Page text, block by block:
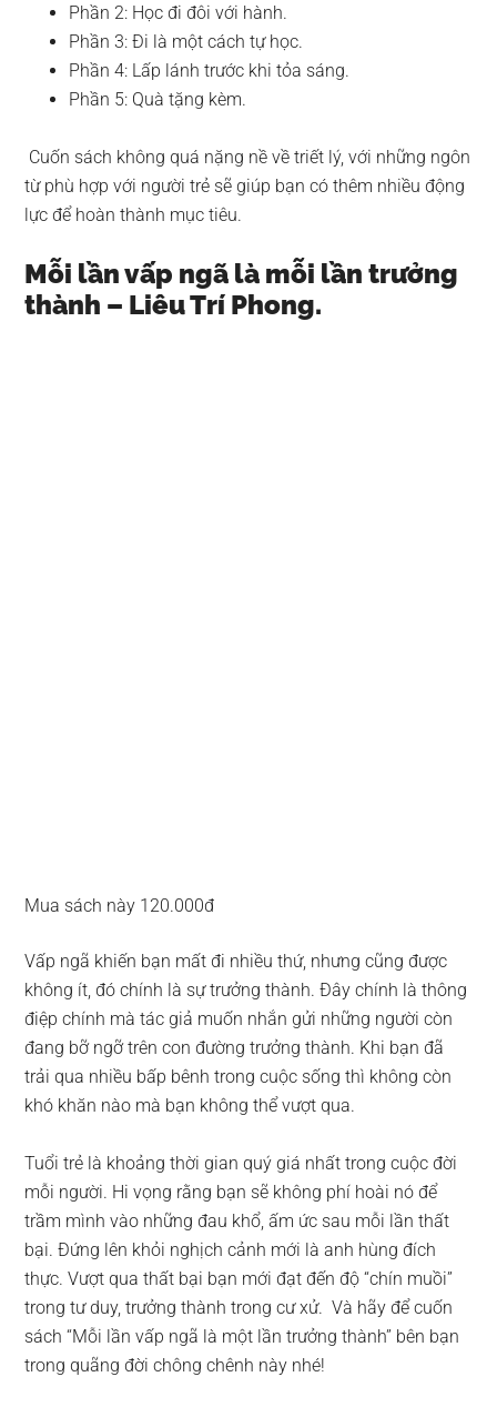
Phần 2: Học đi đôi với hành.
Phần 3: Đi là một cách tự học.
Phần 4: Lấp lánh trước khi tỏa sáng.
Phần 5: Quà tặng kèm.
Cuốn sách không quá nặng nề về triết lý, với những ngôn
từ phù hợp với người trẻ sẽ giúp bạn có thêm nhiều động
lực để hoàn thành mục tiêu.
Mỗi lần vấp ngã là mỗi lần trưởng
thành – Liêu Trí Phong.
Mua sách này 120.000đ
Vấp ngã khiến bạn mất đi nhiều thứ, nhưng cũng được
không ít, đó chính là sự trưởng thành. Đây chính là thông
điệp chính mà tác giả muốn nhắn gửi những người còn
đang bỡ ngỡ trên con đường trưởng thành. Khi bạn đã
trải qua nhiều bấp bênh trong cuộc sống thì không còn
khó khăn nào mà bạn không thể vượt qua.
Tuổi trẻ là khoảng thời gian quý giá nhất trong cuộc đời
mỗi người. Hi vọng rằng bạn sẽ không phí hoài nó để
trầm mình vào những đau khổ, ấm ức sau mỗi lần thất
bại. Đứng lên khỏi nghịch cảnh mới là anh hùng đích
thực. Vượt qua thất bại bạn mới đạt đến độ “chín muồi”
trong tư duy, trưởng thành trong cư xử. Và hãy để cuốn
sách “Mỗi lần vấp ngã là một lần trưởng thành” bên bạn
trong quãng đời chông chênh này nhé!